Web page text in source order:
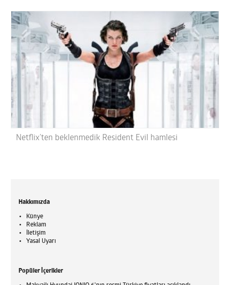
Netflix’ten beklenmedik Resident Evil hamlesi
Hakkımızda
Künye
Reklam
İletişim
Yasal Uyarı
Popüler İçerikler